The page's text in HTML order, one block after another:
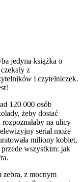
jedyna książka o
z
i czytelniczek.
120 000 osób
żeby dostać
na ulicy
serial może
miliony kobiet,
przede wszystkim: jak
zebra, z mocnym